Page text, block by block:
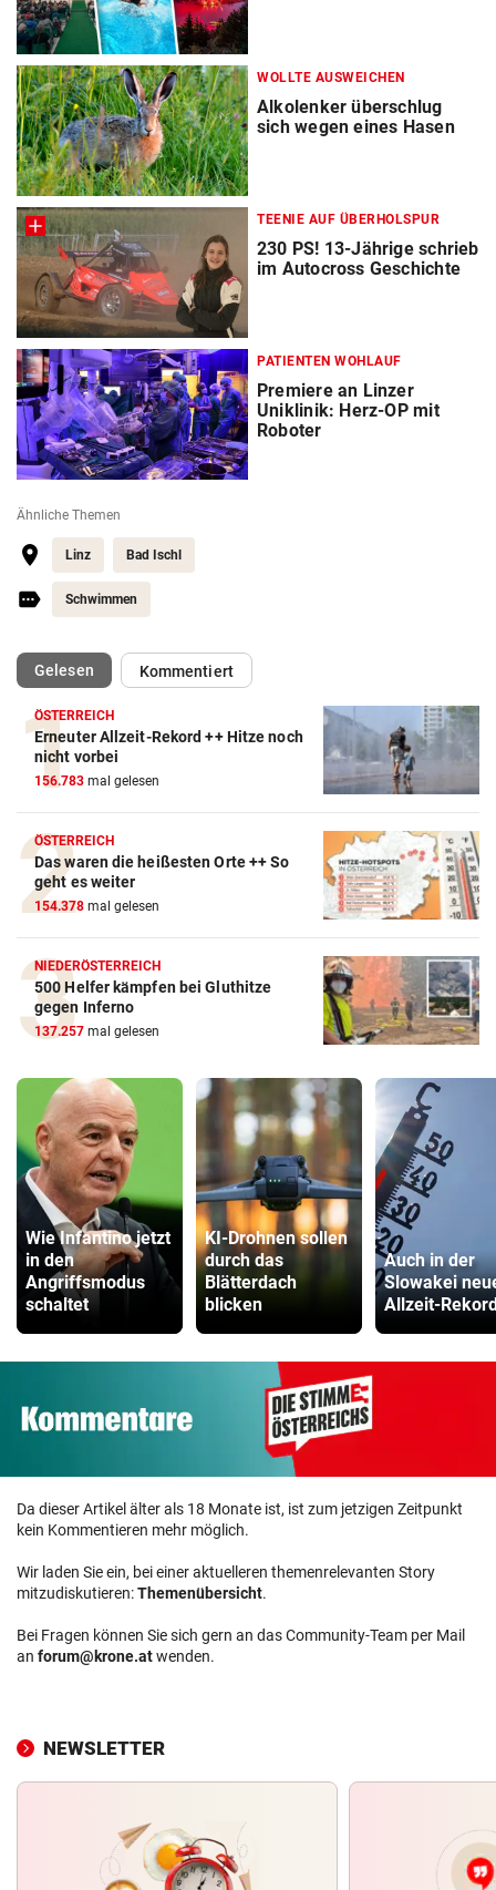
WOLLTE AUSWEICHEN
Alkolenker überschlug
sich wegen eines Hasen
TEENIE AUF ÜBERHOLSPUR
230 PS! 13-Jährige schrieb
im Autocross Geschichte
PATIENTEN WOHLAUF
Premiere an Linzer
Uniklinik: Herz-OP mit
Roboter
Ähnliche Themen
Linz Bad Ischl
Schwimmen
Gelesen(ausgewählt)Kommentiert
ÖSTERREICH
Erneuter Allzeit-Rekord ++ Hitze noch
nicht vorbei
156.783 mal gelesen
ÖSTERREICH
Das waren die heißesten Orte ++ So
geht es weiter
154.378 mal gelesen
NIEDERÖSTERREICH
500 Helfer kämpfen bei Gluthitze
gegen Inferno
137.257 mal gelesen
Wie Infantino jetzt
in den
Angriffsmodus
schaltet
KI-Drohnen sollen
durch das
Blätterdach
blicken
Auch in der
Slowakei
Allzeit-
Da dieser Artikel älter als 18 Monate ist, ist zum jetzigen Zeitpunkt
kein Kommentieren mehr möglich.
Wir laden Sie ein, bei einer aktuelleren themenrelevanten Story
mitzudiskutieren:Themenübersicht.
Bei Fragen können Sie sich gern an das Community-Team per Mail
an forum@krone.atwenden.
NEWSLETTER